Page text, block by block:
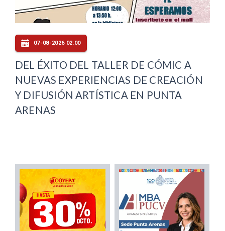
07-08-2026 02:00
DEL ÉXITO DEL TALLER DE CÓMIC A
NUEVAS EXPERIENCIAS DE CREACIÓN
Y DIFUSIÓN ARTÍSTICA EN PUNTA
ARENAS